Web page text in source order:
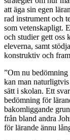
att äga sin egen
rad instrument och
som vetenskapligt.
och studier gett
eleverna, samt
konstruktiv och
”Om nu bedömning
kan man
sätt i skolan. Ett
bedömning för
bakomliggande
från bland andra
för lärande ännu